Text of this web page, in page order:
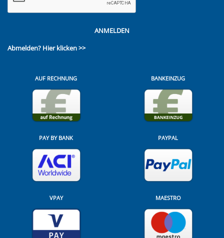
ANMELDEN
Abmelden? Hier klicken >>
AUF RECHNUNG BANKEINZUG
PAY BY BANK PAYPAL
VPAY MAESTRO